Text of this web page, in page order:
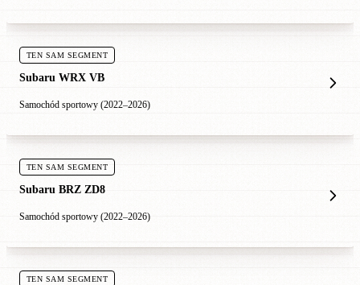
TEN SAM SEGMENT
Subaru WRX VB
Samochód sportowy (2022–2026)
TEN SAM SEGMENT
Subaru BRZ ZD8
Samochód sportowy (2022–2026)
TEN SAM SEGMENT